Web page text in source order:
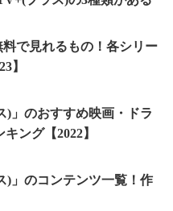
料で見れるもの！各シリー
】
)」のおすすめ映画・ドラ
ング【2022】
)」のコンテンツ一覧！作